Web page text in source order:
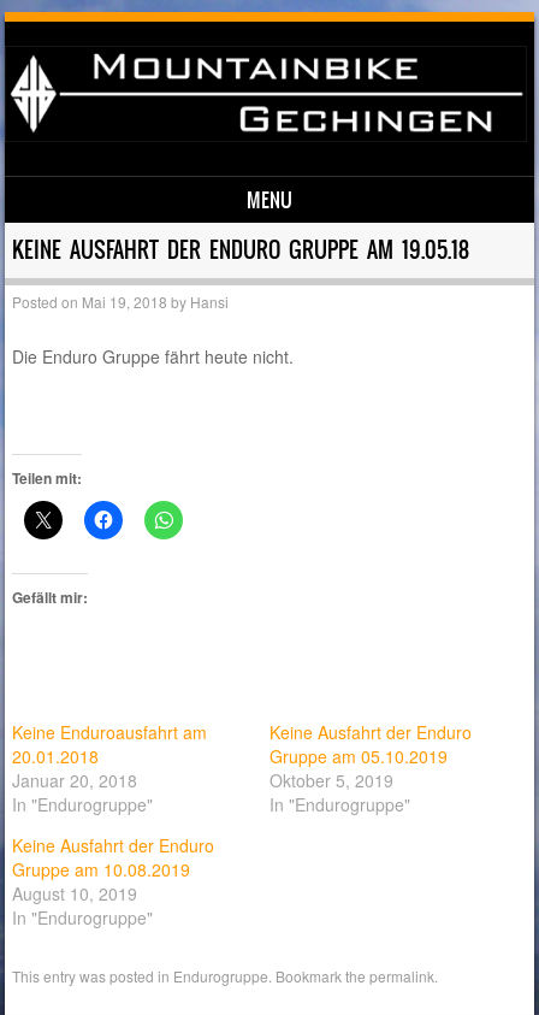
MENU
Skip to content
KEINE AUSFAHRT DER ENDURO GRUPPE AM 19.05.18
Posted on Mai 19, 2018 by Hansi
Die Enduro Gruppe fährt heute nicht.
Teilen mit:
Gefällt mir:
Keine Enduroausfahrt am
20.01.2018
Januar 20, 2018
In "Endurogruppe"
Keine Ausfahrt der Enduro
Gruppe am 05.10.2019
Oktober 5, 2019
In "Endurogruppe"
Keine Ausfahrt der Enduro
Gruppe am 10.08.2019
August 10, 2019
In "Endurogruppe"
This entry was posted in Endurogruppe . Bookmark thepermalink